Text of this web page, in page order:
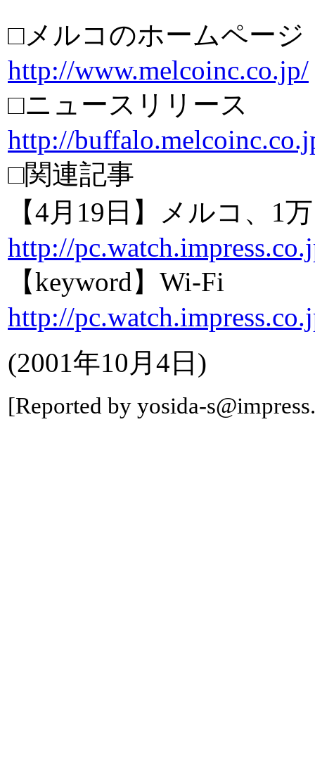
□メルコのホームページ
http://www.melcoinc.co.jp/
□ニュースリリース
http://
□関連記事
【4月19日】メルコ、1
http://
【keyword】Wi-Fi
http://
(2001年10月4日)
[Reported by yosida-